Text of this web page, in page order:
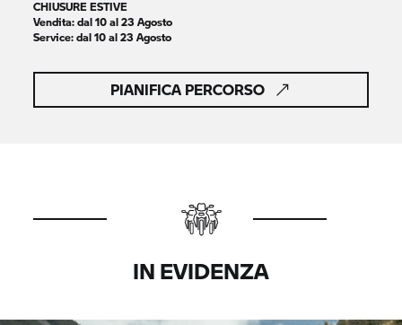
CHIUSURE ESTIVE
Vendita: dal 10 al 23 Agosto
Service: dal 10 al 23 Agosto
PIANIFICA PERCORSO
IN EVIDENZA